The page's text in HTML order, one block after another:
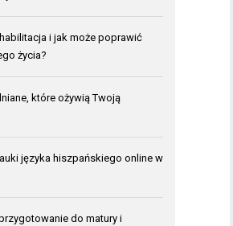
i jak może poprawić
życia?
które ożywią Twoją
języka hiszpańskiego online w
do matury i